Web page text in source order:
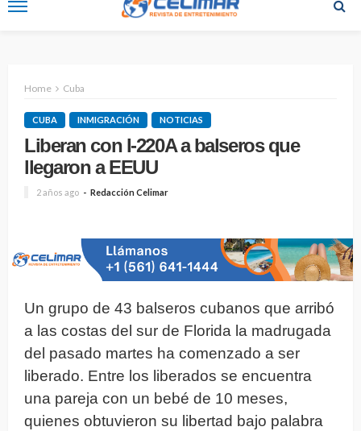
Home Cuba
CUBA INMIGRACIÓN NOTICIAS
Liberan con I-220A a balseros que
llegaron a EEUU
2 años ago Redacción Celimar
Un grupo de 43 balseros cubanos que arribó
a las costas del sur de Florida la madrugada
del pasado martes ha comenzado a ser
liberado. Entre los liberados se encuentra
una pareja con un bebé de 10 meses,
quienes obtuvieron su libertad bajo palabra